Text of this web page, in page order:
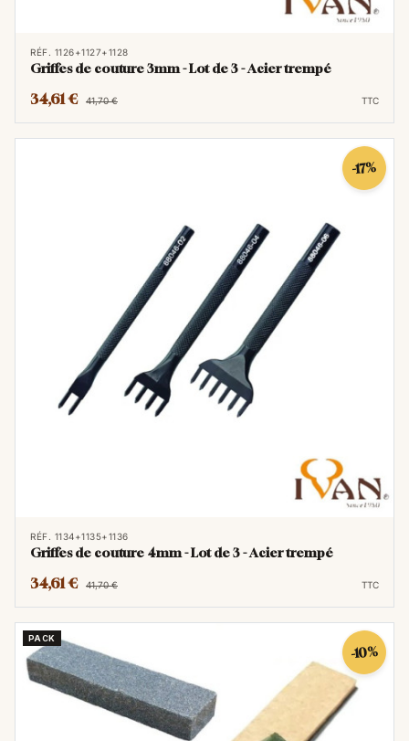
RÉF. 1126+1127+1128
Griffes de couture 3mm - Lot de 3 - Acier trempé
34,61 € 41,70 € TTC
-17%
RÉF. 1134+1135+1136
Griffes de couture 4mm - Lot de 3 - Acier trempé
34,61 € 41,70 € TTC
PACK
-10%